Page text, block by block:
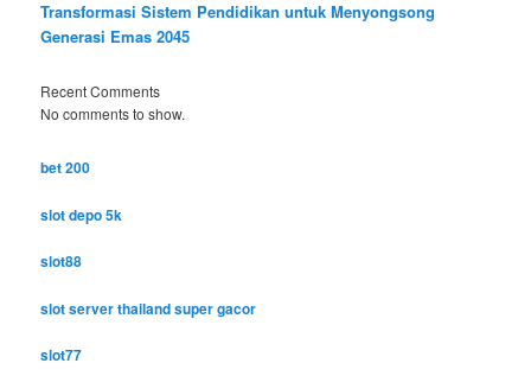
Transformasi Sistem Pendidikan untuk Menyongsong
Generasi Emas 2045
Recent Comments
No comments to show.
bet 200
slot depo 5k
slot88
slot server thailand super gacor
slot77